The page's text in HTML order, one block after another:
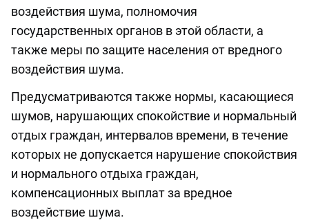
воздействия шума, полномочия
государственных органов в этой области, а
также меры по защите населения от вредного
воздействия шума.
Предусматриваются также нормы, касающиеся
шумов, нарушающих спокойствие и нормальный
отдых граждан, интервалов времени, в течение
которых не допускается нарушение спокойствия
и нормального отдыха граждан,
компенсационных выплат за вредное
воздействие шума.